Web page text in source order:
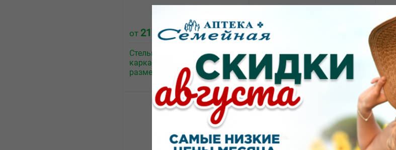
от 2175.00₽
Стельки ортопедические
каркасные Luomma Lum 201
размер 36
от1269.00
Стельки ортопедические
каркасные Luomma Lum 201
размер 37
от